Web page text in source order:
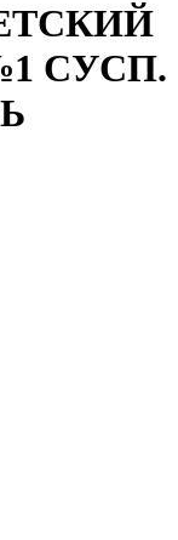
СУСП.